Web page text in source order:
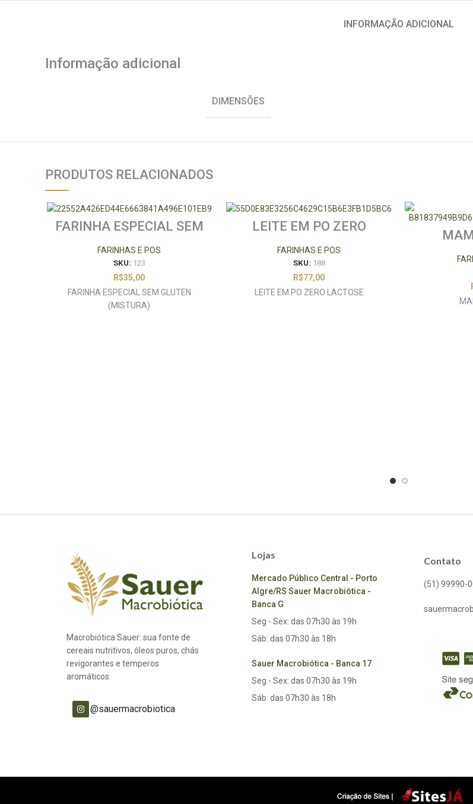
INFORMAÇÃO ADICIONAL
Informação adicional
DIMENSÕES
PRODUTOS RELACIONADOS
FARINHA ESPECIAL SEM
FARINHAS E POS
SKU: 123
R$35,00
FARINHA ESPECIAL SEM GLUTEN
(MISTURA)
LEITE EM PO ZERO
FARINHAS E POS
SKU: 188
R$77,00
LEITE EM PO ZERO LACTOSE
Macrobiótica Sauer: sua fonte de
cereais nutritivos, óleos puros, chás
revigorantes e temperos
aromáticos.
@sauermacrobiotica
Lojas
Mercado Público Central - Porto
Algre/RS Sauer Macrobiótica -
Banca G
Seg - Sex: das 07h30 às 19h
Sáb: das 07h30 às 18h
Sauer Macrobiótica - Banca 17
Seg - Sex: das 07h30 às 19h
Sáb: das 07h30 às 18h
Contato
(51) 99990-